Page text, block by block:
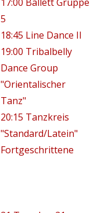
5
18:45 Line Dance II
19:00 Tribalbelly
Dance Group
"Orientalischer
Tanz"
20:15 Tanzkreis
"Standard/Latein"
Fortgeschrittene